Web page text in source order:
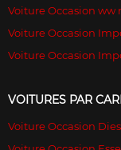
Voiture Occasion ww
Voiture Occasion
Voiture Occasion
VOITURES PAR
Voiture Occasion